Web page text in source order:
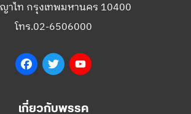
กรรมการบริหารพรรคเพื่อไทย
สมาชิกพรรคเพื่อไทย